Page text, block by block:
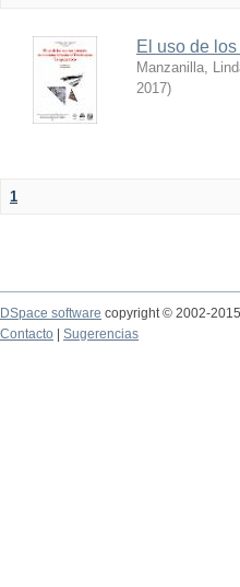
El uso de
Manzanilla,
2017)
1
DSpace software copyright © 2002-2015
Contacto
Sugerencias